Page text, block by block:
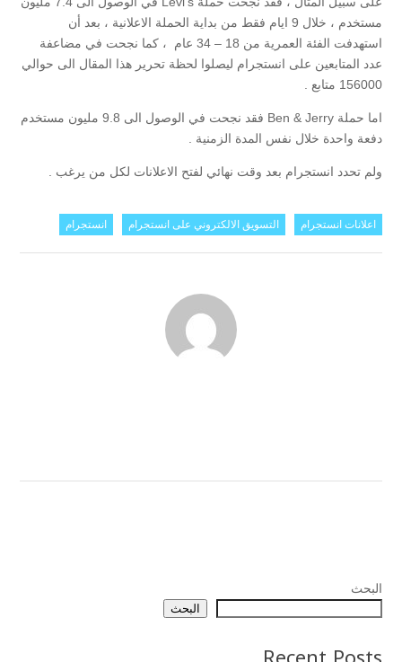
مستخدم ، خلال 9 ايام فقط من بداية الحملة الاعلانية ، بعد أن
استهدفت الفئة العمرية من 18 – 34 عام ، كما نجحت في مضاعفة
عدد المتابعين على انستجرام ليصلوا لحظة تحرير هذا المقال الى حوالي
156000 متابع .
اما حملة Ben & Jerry فقد نجحت في الوصول الى 9.8 مليون مستخدم
دفعة واحدة خلال نفس المدة الزمنية .
ولم تحدد انستجرام بعد وقت نهائي لفتح الاعلانات لكل من يرغب .
اعلانات انستجرام التسويق الالكتروني على انستجرام انستجرام
البحث
البحث